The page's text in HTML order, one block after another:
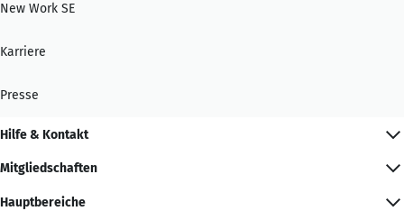
New Work SE
Karriere
Presse
Hilfe & Kontakt
Mitgliedschaften
Hauptbereiche